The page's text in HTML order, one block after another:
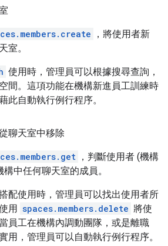
，將使用者新
室。
使用時，管理員可以根據搜尋查詢，
間。這項功能在機構新進員工訓練時
此自動執行例行程序。
聊天室中移除
，判斷使用者 (機構
中任何聊天室的成員。
配使用時，管理員可以找出使用者所
用 spaces.members.delete 將使
員工在機構內調動團隊，或是離職
用，管理員可以自動執行例行程序。